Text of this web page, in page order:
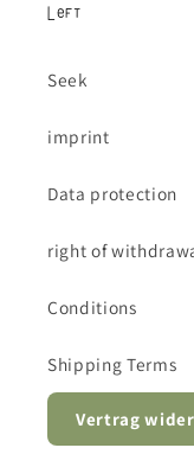
Left
Seek
imprint
Data protection
right of
Conditions
Shipping Terms
Vertrag